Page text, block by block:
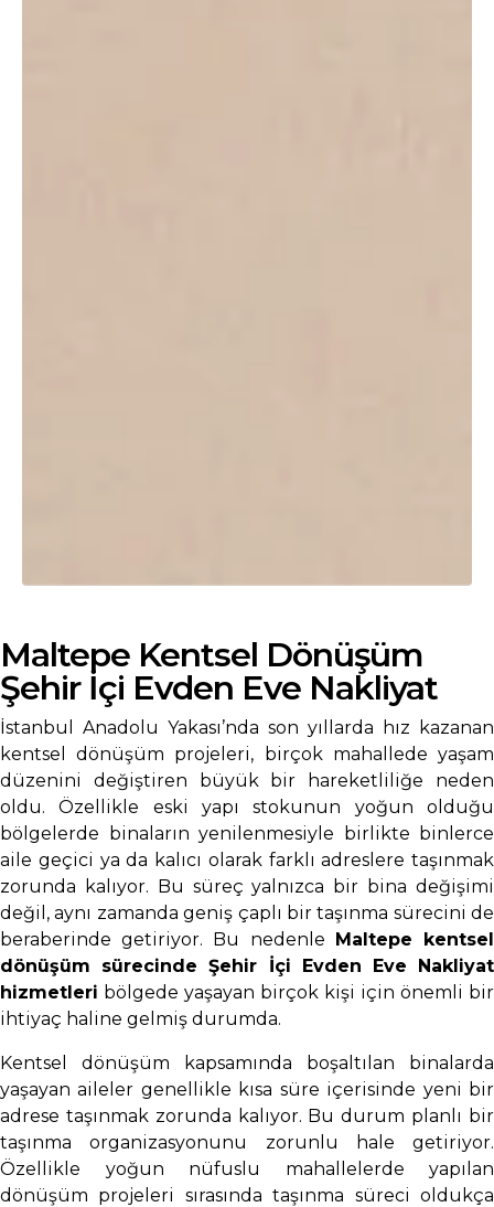
Maltepe Kentsel Dönüşüm
Şehir İçi Evden Eve Nakliyat
İstanbul Anadolu Yakası’nda son yıllarda hız kazanan
kentsel dönüşüm projeleri, birçok mahallede yaşam
düzenini değiştiren büyük bir hareketliliğe neden
oldu. Özellikle eski yapı stokunun yoğun olduğu
bölgelerde binaların yenilenmesiyle birlikte binlerce
aile geçici ya da kalıcı olarak farklı adreslere taşınmak
zorunda kalıyor. Bu süreç yalnızca bir bina değişimi
değil, aynı zamanda geniş çaplı bir taşınma sürecini de
beraberinde getiriyor. Bu nedenle Maltepe kentsel
dönüşüm sürecinde Şehir İçi Evden Eve Nakliyat
hizmetleri bölgede yaşayan birçok kişi için önemli bir
ihtiyaç haline gelmiş durumda.
Kentsel dönüşüm kapsamında boşaltılan binalarda
yaşayan aileler genellikle kısa süre içerisinde yeni bir
adrese taşınmak zorunda kalıyor. Bu durum planlı bir
taşınma organizasyonunu zorunlu hale getiriyor.
Özellikle yoğun nüfuslu mahallelerde yapılan
dönüşüm projeleri sırasında taşınma süreci oldukça